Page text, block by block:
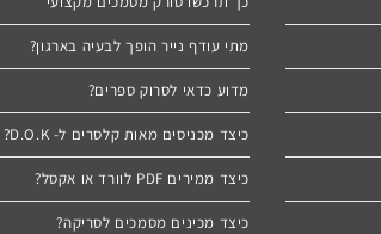
מתי עודף נייר הופך לבעיה בארגון?
מדוע כדאי לסרוק ספרים?
כיצד מכניסים מאות קלסרים ל- D.O.K?
כיצד ממירים PDF לוורד או אקסל?
כיצד מכינים מסמכים לסריקה?